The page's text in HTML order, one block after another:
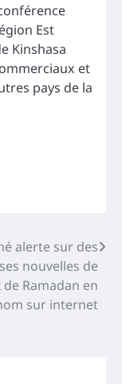
Est
Kinshasa
et
pays de la
alerte sur des
nouvelles de
de Ramadan en
sur internet